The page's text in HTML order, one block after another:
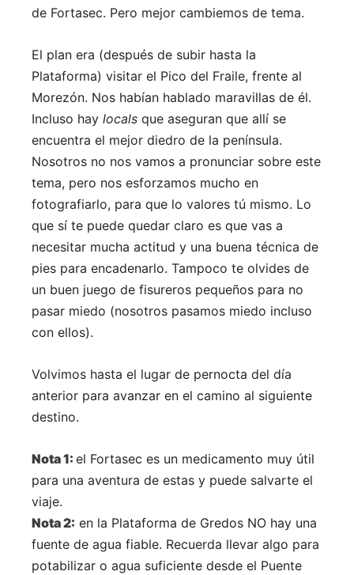
de Fortasec. Pero mejor cambiemos de tema.
El plan era (después de subir hasta la
Plataforma) visitar el Pico del Fraile, frente al
Morezón. Nos habían hablado maravillas de él.
Incluso hay locals que aseguran que allí se
encuentra el mejor diedro de la península.
Nosotros no nos vamos a pronunciar sobre este
tema, pero nos esforzamos mucho en
fotografiarlo, para que lo valores tú mismo. Lo
que sí te puede quedar claro es que vas a
necesitar mucha actitud y una buena técnica de
pies para encadenarlo. Tampoco te olvides de
un buen juego de fisureros pequeños para no
pasar miedo (nosotros pasamos miedo incluso
con ellos).
Volvimos hasta el lugar de pernocta del día
anterior para avanzar en el camino al siguiente
destino.
Nota 1: el Fortasec es un medicamento muy útil
para una aventura de estas y puede salvarte el
viaje.
Nota 2: en la Plataforma de Gredos NO hay una
fuente de agua fiable. Recuerda llevar algo para
potabilizar o agua suficiente desde el Puente